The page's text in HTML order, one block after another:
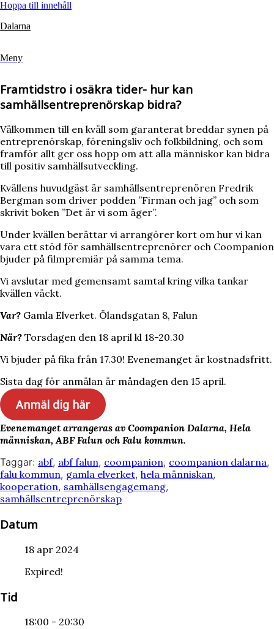
Hoppa till innehåll
Dalarna
Meny
Framtidstro i osäkra tider- hur kan
samhällsentreprenörskap bidra?
Välkommen till en kväll som garanterat breddar synen på
entreprenörskap, föreningsliv och folkbildning, och som
framför allt ger oss hopp om att alla människor kan bidra
till positiv samhällsutveckling.
Kvällens huvudgäst är samhällsentreprenören Fredrik
Bergman som driver podden ”Firman och jag” och som
skrivit boken ”Det är vi som äger”.
Under kvällen berättar vi arrangörer kort om hur vi kan
vara ett stöd för samhällsentreprenörer och Coompanion
bjuder på filmpremiär på samma tema.
Vi avslutar med gemensamt samtal kring vilka tankar
kvällen väckt.
Var? Gamla Elverket. Ölandsgatan 8, Falun
När? Torsdagen den 18 april kl 18-20.30
Vi bjuder på fika från 17.30! Evenemanget är kostnadsfritt.
Sista dag för anmälan är måndagen den 15 april.
Anmäl dig här
Evenemanget arrangeras av Coompanion Dalarna, Hela
människan, ABF Falun och Falu kommun.
Taggar: abf, abf falun, coompanion, coompanion dalarna,
falu kommun, gamla elverket, hela människan,
kooperation, samhällsengagemang,
samhällsentreprenörskap
Datum
18 apr 2024
Expired!
Tid
18:00 - 20:30